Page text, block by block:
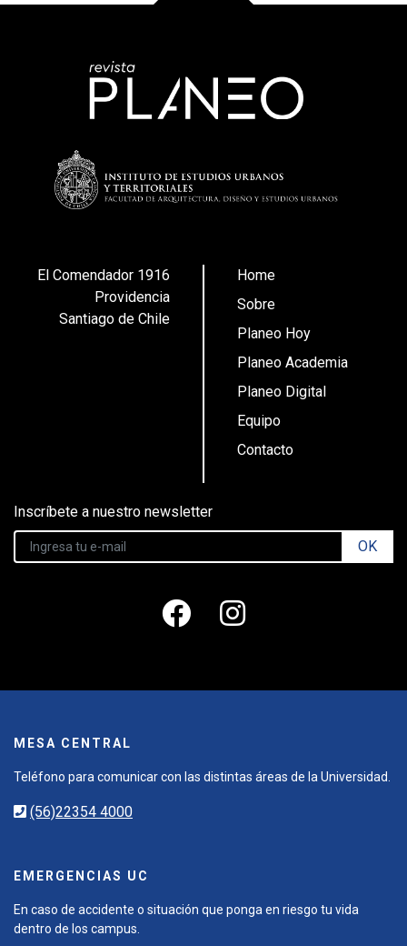
El Comendador 1916
Providencia
Santiago de Chile
Home
Sobre
Planeo Hoy
Planeo Academia
Planeo Digital
Equipo
Contacto
Inscríbete a nuestro newsletter
OK
MESA CENTRAL
Teléfono para comunicar con las distintas áreas de la Universidad.
(56)22354 4000
EMERGENCIAS UC
En caso de accidente o situación que ponga en riesgo tu vida
dentro de los campus.